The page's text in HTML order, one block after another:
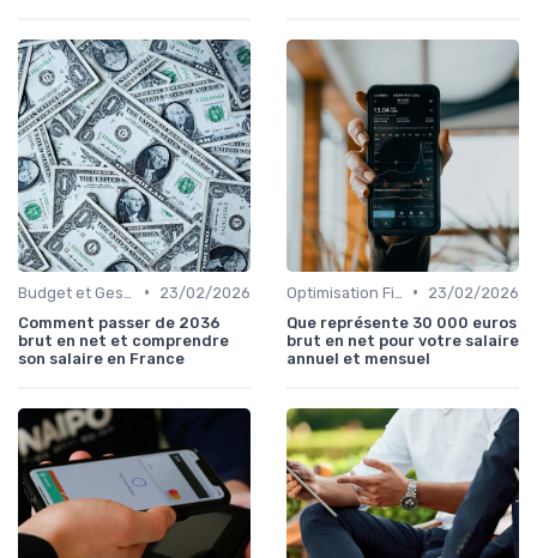
•
23/02/2026
Comment passer de 2036
brut en net et comprendre
son salaire en France
•
23/02/2026
Que représente 30 000 euros
brut en net pour votre salaire
annuel et mensuel